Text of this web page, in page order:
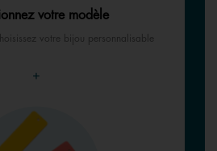
votre modèle
votre bijou personnalisable
+